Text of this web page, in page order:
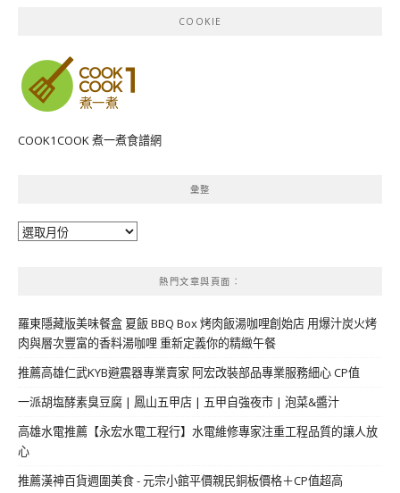
COOKIE
COOK1COOK 煮一煮食譜網
彙整
彙
熱門文章與頁面︰
羅東隱藏版美味餐盒 夏飯 BBQ Box 烤肉飯湯咖哩創始店 用爆汁炭火烤
肉與層次豐富的香料湯咖哩 重新定義你的精緻午餐
推薦高雄仁武KYB避震器專業賣家 阿宏改裝部品專業服務細心 CP值
一派胡塩酵素臭豆腐 | 鳳山五甲店 | 五甲自強夜市 | 泡菜&醬汁
高雄水電推薦【永宏水電工程行】水電維修專家注重工程品質的讓人放
心
推薦漢神百貨週圍美食 - 元宗小館平價親民銅板價格＋CP值超高